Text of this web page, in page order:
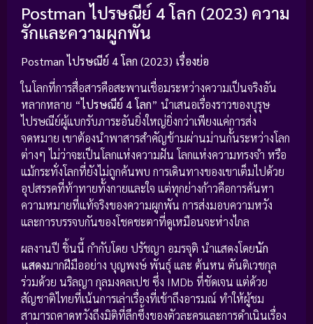
Postman ไปรษณีย์ 4 โลก (2023) ความ
รักและความผูกพัน
Postman ไปรษณีย์ 4 โลก (2023) เรื่องย่อ
ในโลกที่การสื่อสารคือสะพานเชื่อมระหว่างความเป็นจริงอัน
หลากหลาย “ไปรษณีย์ 4 โลก” นำเสนอเรื่องราวของบุรุษ
ไปรษณีย์ผู้แบกรับภาระอันยิ่งใหญ่ยิ่งกว่าเพียงแค่การส่ง
จดหมาย เขาต้องนำพาสารสำคัญข้ามผ่านม่านกั้นระหว่างโลก
ต่างๆ ไม่ว่าจะเป็นโลกแห่งความฝัน โลกแห่งความทรงจำ หรือ
แม้กระทั่งโลกที่ยังไม่ถูกค้นพบ การเดินทางของเขาเต็มไปด้วย
อุปสรรคที่ท้าทายทั้งกายและใจ แต่ทุกย่างก้าวคือการค้นหา
ความหมายที่แท้จริงของความผูกพัน การส่งมอบความหวัง
และการบรรจบกันของโชคชะตาที่ดูเหมือนจะห่างไกล
ผลงานปี ชิ้นนี้ กำกับโดย ปรัชญา อมรจุติ นำแสดงโดยนัก
แสดงมากฝีมืออย่าง บุญพงษ์ พันธุ์ และ ต้นหน ตันติเวชกุล
ร่วมด้วย นริลญา กุลมงคลเปช ซึ่ง IMDb ที่ชัดเจน แต่ด้วย
สัญชาติไทยที่เน้นการเล่าเรื่องที่เข้าถึงอารมณ์ ทำให้ผู้ชม
สามารถคาดหวังถึงมิติที่ลึกซึ้งของตัวละครและการดำเนินเรื่อง